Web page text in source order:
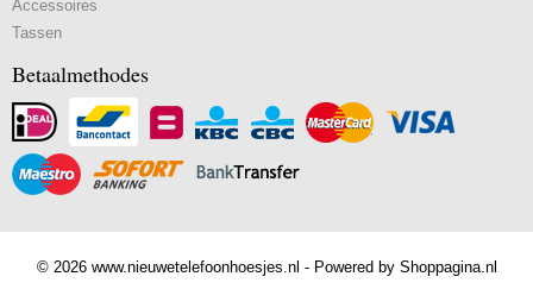
Accessoires
Tassen
Betaalmethodes
© 2026 www.nieuwetelefoonhoesjes.nl - Powered by Shoppagina.nl